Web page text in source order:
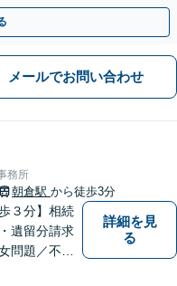
刈谷駅3分】
メールでお問い合わせ
務所
朝倉駅 から徒歩3分
３分】相続
遺留分請求
問題／不動
詳細を見
る